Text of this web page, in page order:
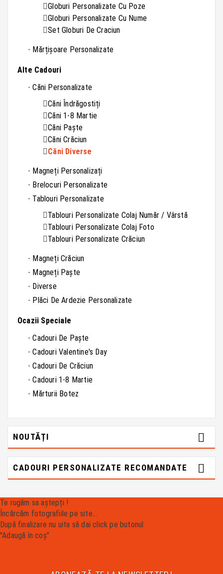
Globuri Personalizate Cu Poze
Globuri Personalizate Cu Nume
Set Globuri De Craciun
Mărțișoare Personalizate
Alte Cadouri
Căni Personalizate
Căni Îndrăgostiți
Căni 1-8 Martie
Căni Paște
Căni Crăciun
Căni Diverse
Magneți Personalizați
Brelocuri Personalizate
Tablouri Personalizate
Tablouri Personalizate Colaj Număr / Vârstă
Tablouri Personalizate Colaj Foto
Tablouri Personalizate Crăciun
Magneți Crăciun
Magneți Paște
Diverse
Plăci De Ardezie Personalizate
Ocazii Speciale
Cadouri De Paște
Cadouri Valentine's Day
Cadouri De Crăciun
Cadouri 1-8 Martie
Mărturii Botez
NOUTĂȚI 
CADOURI PERSONALIZATE RECOMANDATE 
Te rugăm sa aștepți !
Încărcăm fotografiile pe site...
După finalizare nu uita să dai click pe butonul
"Adaugă în coș"